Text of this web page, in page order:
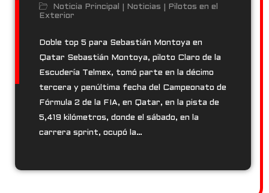
Reply on Twitter 2029942752486830247
Noticia Principal
Noticias
Pilotos en el
Exterior
Doble top 5 para Sebastián Montoya en
Qatar Sebastián Montoya, piloto Claro de la
Escudería Telmex, tomó parte en la décimo
tercera y penúltima fecha del Campeonato de
Fórmula 2 de la FIA, en Qatar, en la pista de
5,419 kilómetros, donde el sábado, en la
carrera sprint, ocupó la…